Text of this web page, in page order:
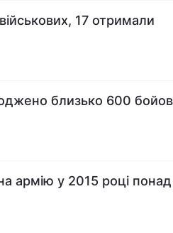
17 отримали
близько 600
армію у 2015 році